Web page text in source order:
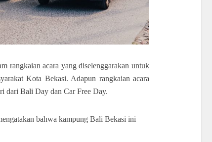
rangkaian acara yang diselenggarakan untuk
Kota Bekasi. Adapun rangkaian acara
dari Bali Day dan Car Free Day.
bahwa kampung Bali Bekasi ini